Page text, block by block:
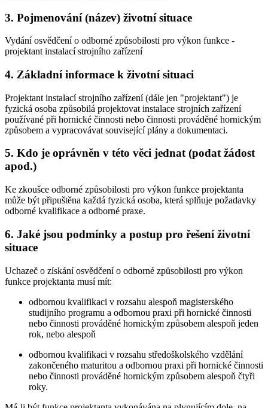
3. Pojmenování (název) životní situace
Vydání osvědčení o odborné způsobilosti pro výkon funkce -
projektant instalací strojního zařízení
4. Základní informace k životní situaci
Projektant instalací strojního zařízení (dále jen "projektant") je
fyzická osoba způsobilá projektovat instalace strojních zařízení
používané při hornické činnosti nebo činnosti prováděné hornickým
způsobem a vypracovávat související plány a dokumentaci.
5. Kdo je oprávněn v této věci jednat (podat žádost
apod.)
Ke zkoušce odborné způsobilosti pro výkon funkce projektanta
může být připuštěna každá fyzická osoba, která splňuje požadavky
odborné kvalifikace a odborné praxe.
6. Jaké jsou podmínky a postup pro řešení životní
situace
Uchazeč o získání osvědčení o odborné způsobilosti pro výkon
funkce projektanta musí mít:
odbornou kvalifikaci v rozsahu alespoň magisterského
studijního programu a odbornou praxi při hornické činnosti
nebo činnosti prováděné hornickým způsobem alespoň jeden
rok, nebo alespoň
odbornou kvalifikaci v rozsahu středoškolského vzdělání
zakončeného maturitou a odbornou praxi při hornické činnosti
nebo činnosti prováděné hornickým způsobem alespoň čtyři
roky.